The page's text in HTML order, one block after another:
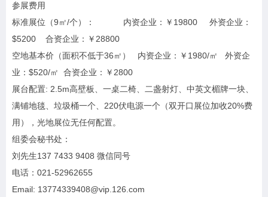
参展费用
标准展位（9㎡/个）： 内资企业：￥19800 外资企业：
$5200 合资企业：￥28800
空地基本价（面积不低于36㎡） 内资企业：￥1980/㎡ 外资企
业：$520/㎡ 合资企业：￥2800
展台配置: 2.5m高壁板、一桌二椅、二盏射灯、中英文楣牌一块、
满铺地毯、垃圾桶一个、220伏电源一个（双开口展位加收20%费
用），光地展位无任何配置。
组委会秘书处：
刘先生137 7433 9408 微信同号
电话：021-52962655
Email: 13774339408@vip.126.com